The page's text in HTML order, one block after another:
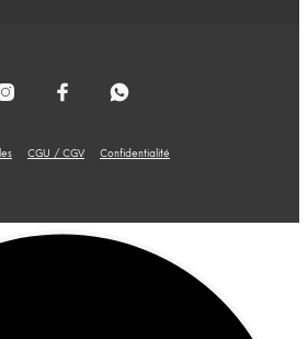
CGU / CGV Confidentialité